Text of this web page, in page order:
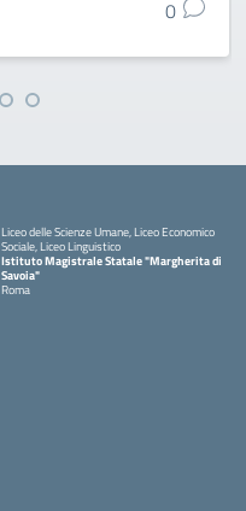
0
Liceo delle Scienze Umane, Liceo Economico
Sociale, Liceo Linguistico
Istituto Magistrale Statale "Margherita di
Savoia"
Roma